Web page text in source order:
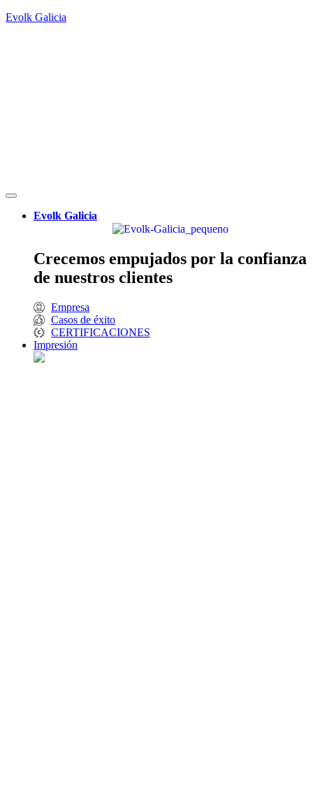
Evolk Galicia
Evolk Galicia
Crecemos empujados por la confianza
de nuestros clientes
Empresa
Casos de éxito
CERTIFICACIONES
Impresión